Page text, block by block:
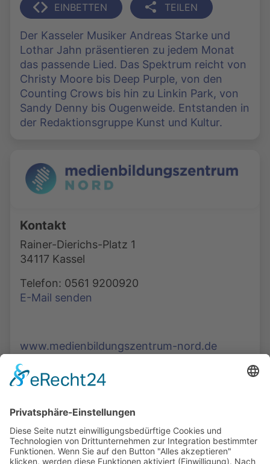
EINBETTEN TEILEN
Der Kasseler Musiker Andreas Starke und
Lothar Jahn präsentieren zu jedem Monat
das passende Lied. Das Spektrum reicht von
Christy Moore bis Deep Purple, von den
Counting Crows bis hin zu Linkin Park, von
Sandy Denny bis Ougenweide. Entstanden in
der Redaktionsgruppe Kunst und Kultur.
Kontakt
Rainer-Dierichs-Platz 1
34117 Kassel
Telefon: 0561 9200920
E-Mail senden
www.medienbildungszentrum-nord.de
Podcasts, Themen und Informationen.
Entdecken Sie unser Forum für Medien, Bildung